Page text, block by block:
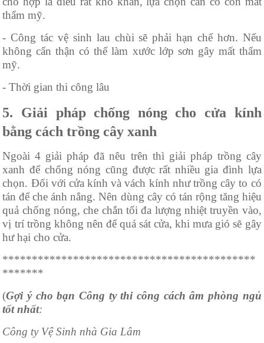
thẩm mỹ.
- Công tác vệ sinh lau chùi sẽ phải hạn chế hơn. Nếu
không cẩn thận có thể làm xước lớp sơn gây mất thẩm
mỹ.
- Thời gian thi công lâu
5. Giải pháp chống nóng cho cửa kính
bằng cách trồng cây xanh
Ngoài 4 giải pháp đã nêu trên thì giải pháp trồng cây
xanh để chống nóng cũng được rất nhiều gia đình lựa
chọn. Đối với cửa kính và vách kính như trồng cây to có
tán để che ánh nắng. Nên dùng cây có tán rộng tăng hiệu
quả chống nóng, che chắn tối đa lượng nhiệt truyền vào,
vị trí trồng không nên để quá sát cửa, khi mưa gió sẽ gây
hư hại cho cửa.
*******************************************
*******
(Gợi ý cho bạn Công ty thi công cách âm phòng ngủ
tốt nhất:
Công ty Vệ Sinh nhà Gia Lâm